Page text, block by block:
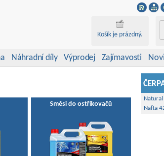
Košík je prázdný.
Náhradní díly Výprodej Zajímavosti
Směsi do ostřikovačů
Nafta